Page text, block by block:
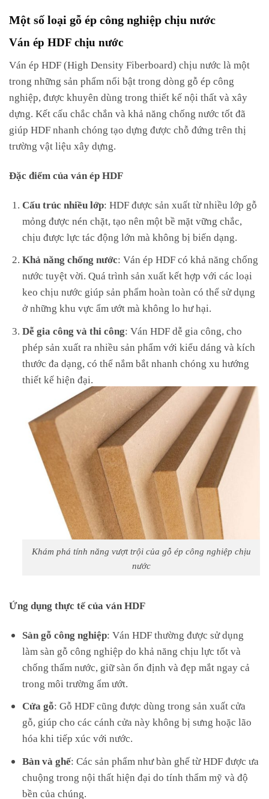
Một số loại gỗ ép công nghiệp chịu nước
Ván ép HDF chịu nước
Ván ép HDF (High Density Fiberboard) chịu nước là một
trong những sản phẩm nổi bật trong dòng gỗ ép công
nghiệp, được khuyên dùng trong thiết kế nội thất và xây
dựng. Kết cấu chắc chắn và khả năng chống nước tốt đã
giúp HDF nhanh chóng tạo dựng được chỗ đứng trên thị
trường vật liệu xây dựng.
Đặc điểm của ván ép HDF
Cấu trúc nhiều lớp: HDF được sản xuất từ nhiều lớp gỗ
mỏng được nén chặt, tạo nên một bề mặt vững chắc,
chịu được lực tác động lớn mà không bị biến dạng.
Khả năng chống nước: Ván ép HDF có khả năng chống
nước tuyệt vời. Quá trình sản xuất kết hợp với các loại
keo chịu nước giúp sản phẩm hoàn toàn có thể sử dụng
ở những khu vực ẩm ướt mà không lo hư hại.
Dễ gia công và thi công: Ván HDF dễ gia công, cho
phép sản xuất ra nhiều sản phẩm với kiểu dáng và kích
thước đa dạng, có thể nắm bắt nhanh chóng xu hướng
thiết kế hiện đại.
Khám phá tính năng vượt trội của gỗ ép công nghiệp chịu
nước
Ứng dụng thực tế của ván HDF
Sàn gỗ công nghiệp: Ván HDF thường được sử dụng
làm sàn gỗ công nghiệp do khả năng chịu lực tốt và
chống thấm nước, giữ sàn ổn định và đẹp mắt ngay cả
trong môi trường ẩm ướt.
Cửa gỗ: Gỗ HDF cũng được dùng trong sản xuất cửa
gỗ, giúp cho các cánh cửa này không bị sưng hoặc lão
hóa khi tiếp xúc với nước.
Bàn và ghế: Các sản phẩm như bàn ghế từ HDF được ưa
chuộng trong nội thất hiện đại do tính thẩm mỹ và độ
bền của chúng.